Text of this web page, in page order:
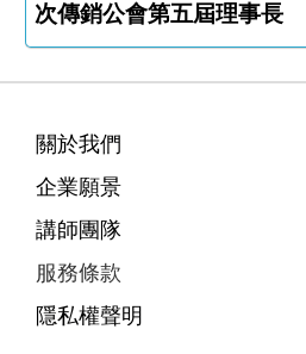
次傳銷公會第五屆理事長
關於我們
企業願景
講師團隊
服務條款
隱私權聲明